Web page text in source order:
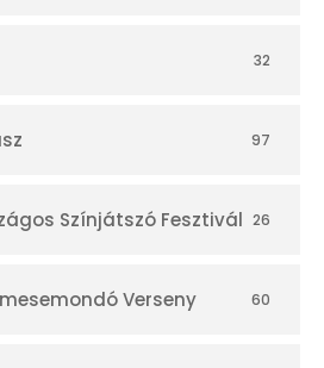
32
97
Színjátszó Fesztivál 26
Verseny 60